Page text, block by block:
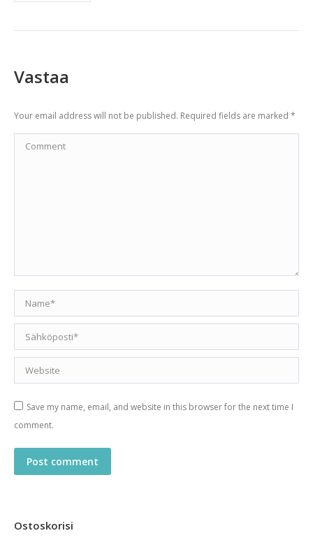
Vastaa
Your email address will not be published. Required fields are marked *
Comment
Name *
Email *
Website
Save my name, email, and website in this browser for the next time I
comment.
Post comment
Ostoskorisi